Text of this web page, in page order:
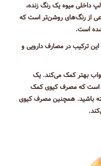
داخلی میوه یک رنگ زنده،
از رنگ‌های روشن‌تر است که
است.
ترکیب در مصارف دارویی و
بهتر کمک می‌کند. یک
است که مصرف کیوی کمک
باشید. همچنین مصرف کیوی